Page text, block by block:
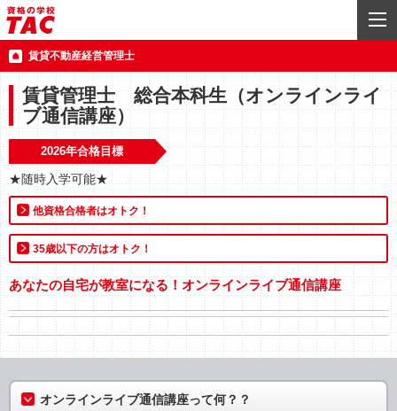
賃貸不動産経営管理士
賃貸管理士 総合本科生（オンラインライ
ブ通信講座）
2026年合格目標
★随時入学可能★
他資格合格者はオトク！
35歳以下の方はオトク！
あなたの自宅が教室になる！オンラインライブ通信講座
オンラインライブ通信講座って何？？